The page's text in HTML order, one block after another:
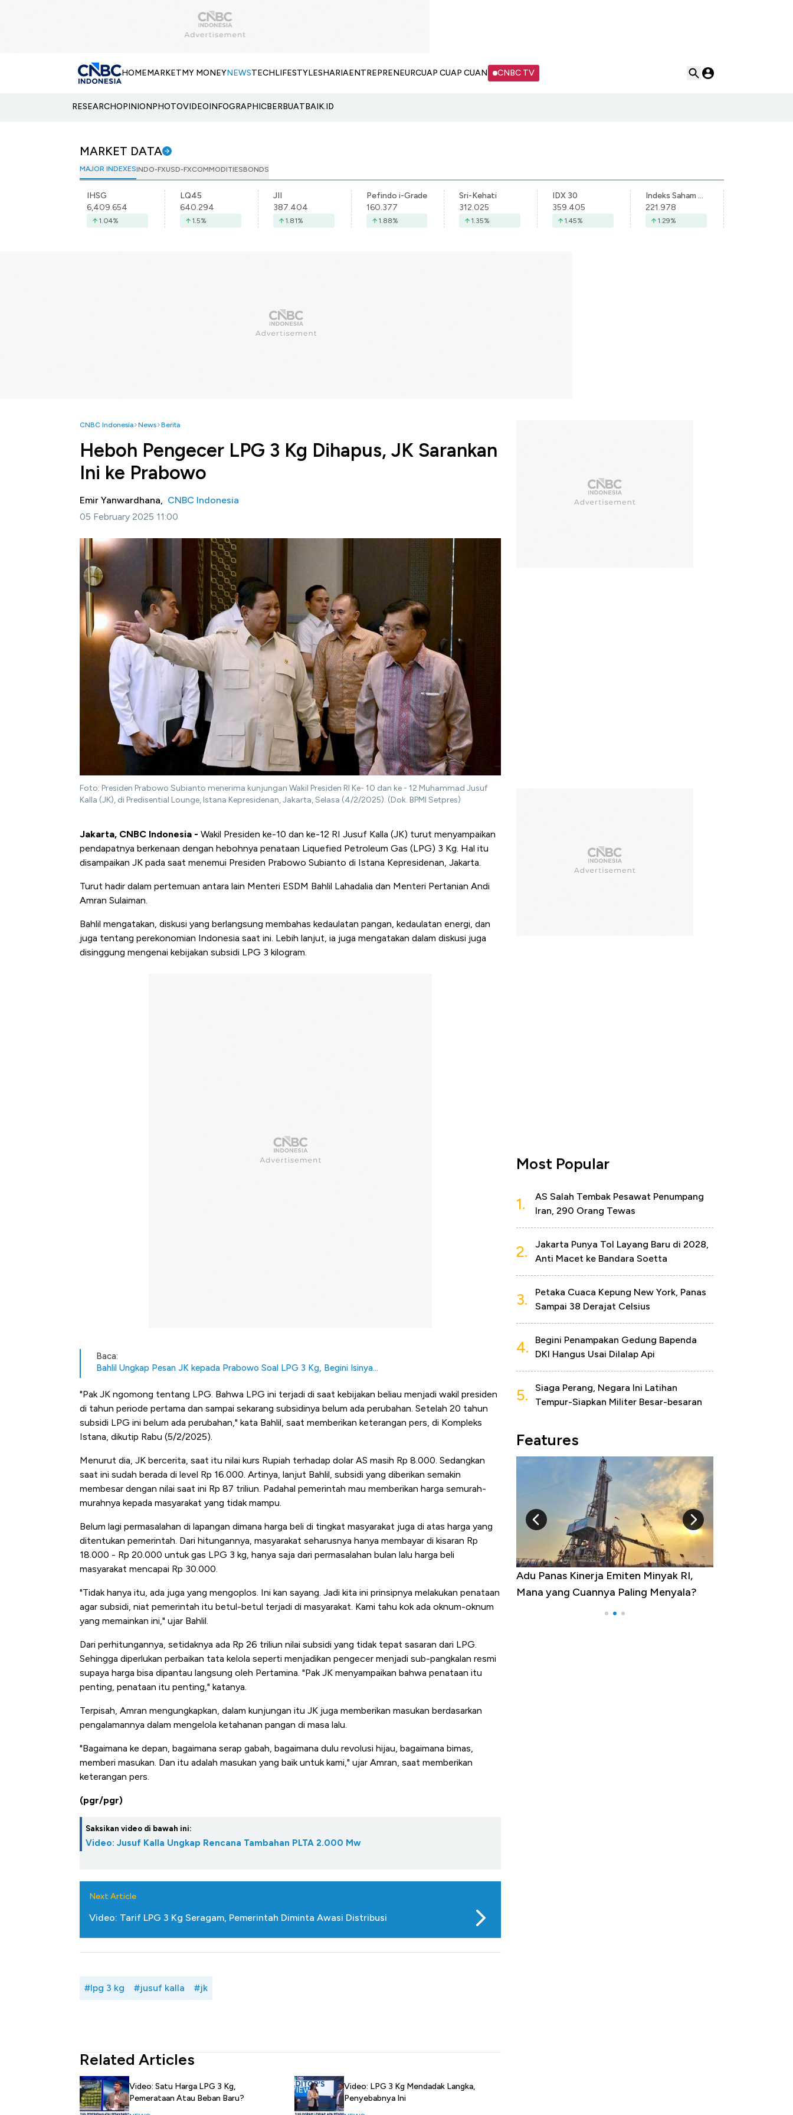
HOMEMARKETMY MONEYNEWSTECHLIFESTYLESHARIAENTREPRENEURCUAP CUAP CUAN CNBC TV
RESEARCHOPINIONPHOTOVIDEOINFOGRAPHICBERBUATBAIK.ID
MARKET DATA
MAJOR INDEXESINDO-FXUSD-FXCOMMODITIESBONDS
IHSG
6,409.654
1.04%
LQ45
640.294
1.5%
JII
387.404
1.81%
Pefindo i-Grade
160.377
1.88%
Sri-Kehati
312.025
1.35%
IDX 30
359.405
1.45%
Indeks Saham Syariah Indonesia
221.978
1.29%
CNBC Indonesia News Berita
Heboh Pengecer LPG 3 Kg Dihapus, JK Sarankan
Ini ke Prabowo
Emir Yanwardhana, CNBC Indonesia
05 February 2025 11:00
Foto: Presiden Prabowo Subianto menerima kunjungan Wakil Presiden RI Ke- 10 dan ke - 12 Muhammad Jusuf
Kalla (JK), di Predisential Lounge, Istana Kepresidenan, Jakarta, Selasa (4/2/2025). (Dok. BPMI Setpres)
Jakarta, CNBC Indonesia - Wakil Presiden ke-10 dan ke-12 RI Jusuf Kalla (JK) turut menyampaikan
pendapatnya berkenaan dengan hebohnya penataan Liquefied Petroleum Gas (LPG) 3 Kg. Hal itu
disampaikan JK pada saat menemui Presiden Prabowo Subianto di Istana Kepresidenan, Jakarta.
Turut hadir dalam pertemuan antara lain Menteri ESDM Bahlil Lahadalia dan Menteri Pertanian Andi
Amran Sulaiman.
Bahlil mengatakan, diskusi yang berlangsung membahas kedaulatan pangan, kedaulatan energi, dan
juga tentang perekonomian Indonesia saat ini. Lebih lanjut, ia juga mengatakan dalam diskusi juga
disinggung mengenai kebijakan subsidi LPG 3 kilogram.
Baca:
Bahlil Ungkap Pesan JK kepada Prabowo Soal LPG 3 Kg, Begini Isinya...
"Pak JK ngomong tentang LPG. Bahwa LPG ini terjadi di saat kebijakan beliau menjadi wakil presiden
di tahun periode pertama dan sampai sekarang subsidinya belum ada perubahan. Setelah 20 tahun
subsidi LPG ini belum ada perubahan," kata Bahlil, saat memberikan keterangan pers, di Kompleks
Istana, dikutip Rabu (5/2/2025).
Menurut dia, JK bercerita, saat itu nilai kurs Rupiah terhadap dolar AS masih Rp 8.000. Sedangkan
saat ini sudah berada di level Rp 16.000. Artinya, lanjut Bahlil, subsidi yang diberikan semakin
membesar dengan nilai saat ini Rp 87 triliun. Padahal pemerintah mau memberikan harga semurah-
murahnya kepada masyarakat yang tidak mampu.
Belum lagi permasalahan di lapangan dimana harga beli di tingkat masyarakat juga di atas harga yang
ditentukan pemerintah. Dari hitungannya, masyarakat seharusnya hanya membayar di kisaran Rp
18.000 - Rp 20.000 untuk gas LPG 3 kg, hanya saja dari permasalahan bulan lalu harga beli
masyarakat mencapai Rp 30.000.
"Tidak hanya itu, ada juga yang mengoplos. Ini kan sayang. Jadi kita ini prinsipnya melakukan penataan
agar subsidi, niat pemerintah itu betul-betul terjadi di masyarakat. Kami tahu kok ada oknum-oknum
yang memainkan ini," ujar Bahlil.
Dari perhitungannya, setidaknya ada Rp 26 triliun nilai subsidi yang tidak tepat sasaran dari LPG.
Sehingga diperlukan perbaikan tata kelola seperti menjadikan pengecer menjadi sub-pangkalan resmi
supaya harga bisa dipantau langsung oleh Pertamina. "Pak JK menyampaikan bahwa penataan itu
penting, penataan itu penting," katanya.
Terpisah, Amran mengungkapkan, dalam kunjungan itu JK juga memberikan masukan berdasarkan
pengalamannya dalam mengelola ketahanan pangan di masa lalu.
"Bagaimana ke depan, bagaimana serap gabah, bagaimana dulu revolusi hijau, bagaimana bimas,
memberi masukan. Dan itu adalah masukan yang baik untuk kami," ujar Amran, saat memberikan
keterangan pers.
(pgr/pgr)
Saksikan video di bawah ini:
Video: Jusuf Kalla Ungkap Rencana Tambahan PLTA 2.000 Mw
Next Article
Video: Tarif LPG 3 Kg Seragam, Pemerintah Diminta Awasi Distribusi
#lpg 3 kg #jusuf kalla #jk
Related Articles
Video: Satu Harga LPG 3 Kg,
Pemerataan Atau Beban Baru?
Video: LPG 3 Kg Mendadak Langka,
Penyebabnya Ini
Most Popular
1.
AS Salah Tembak Pesawat Penumpang
Iran, 290 Orang Tewas
2.
Jakarta Punya Tol Layang Baru di 2028,
Anti Macet ke Bandara Soetta
3.
Petaka Cuaca Kepung New York, Panas
Sampai 38 Derajat Celsius
4.
Begini Penampakan Gedung Bapenda
DKI Hangus Usai Dilalap Api
5.
Siaga Perang, Negara Ini Latihan
Tempur-Siapkan Militer Besar-besaran
Features
Tembaga Terbang ke Zona Berbahaya
Adu Panas Kinerja Emiten Minyak RI,
Mana yang Cuannya Paling Menyala?